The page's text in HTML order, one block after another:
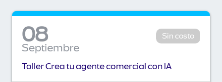
08
Septiembre
Sin costo
Taller Crea tu agente comercial con IA